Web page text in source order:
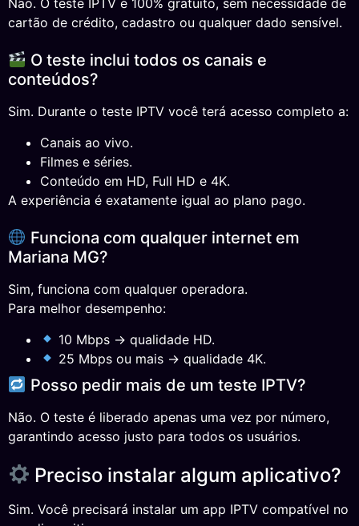
Não. O teste IPTV é 100% gratuito, sem necessidade de
cartão de crédito, cadastro ou qualquer dado sensível.
O teste inclui todos os canais e
conteúdos?
Sim. Durante o teste IPTV você terá acesso completo a:
Canais ao vivo.
Filmes e séries.
Conteúdo em HD, Full HD e 4K.
A experiência é exatamente igual ao plano pago.
Funciona com qualquer internet em
Mariana MG?
Sim, funciona com qualquer operadora.
Para melhor desempenho:
10 Mbps → qualidade HD.
25 Mbps ou mais → qualidade 4K.
Posso pedir mais de um teste IPTV?
Não. O teste é liberado apenas uma vez por número,
garantindo acesso justo para todos os usuários.
Preciso instalar algum aplicativo?
Sim. Você precisará instalar um app IPTV compatível no